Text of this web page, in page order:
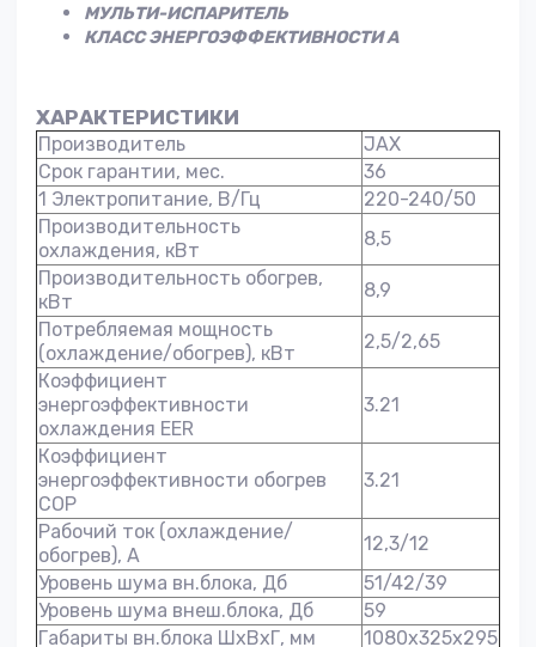
МУЛЬТИ-ИСПАРИТЕЛЬ
КЛАСС ЭНЕРГОЭФФЕКТИВНОСТИ А
ХАРАКТЕРИСТИКИ
Производитель
JAX
Срок гарантии, мес.
36
1 Электропитание, В/Гц
220-240/50
Производительность
охлаждения, кВт
8,5
Производительность обогрев,
кВт
8,9
Потребляемая мощность
(охлаждение/обогрев), кВт
2,5/2,65
Коэффициент
энергоэффективности
охлаждения EER
3.21
Коэффициент
энергоэффективности обогрев
COP
3.21
Рабочий ток (охлаждение/
обогрев), А
12,3/12
Уровень шума вн.блока, Дб
51/42/39
Уровень шума внеш.блока, Дб
59
Габариты вн.блока ШхВхГ, мм
1080х325х295